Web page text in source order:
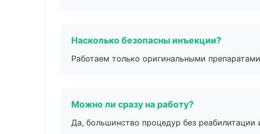
Насколько безопасны инъекции?
Работаем только оригинальными
Можно ли сразу на работу?
Да, большинство процедур без